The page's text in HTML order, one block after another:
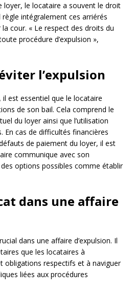
loyer, le locataire a souvent le droit
règle intégralement ces arriérés
la cour. « Le respect des droits du
procédure d’expulsion »,
l’expulsion
est essentiel que le locataire
de son bail. Cela comprend le
du loyer ainsi que l’utilisation
En cas de difficultés financières
de paiement du loyer, il est
communique avec son
options possibles comme établir
dans une affaire
dans une affaire d’expulsion. Il
que les locataires à
obligations respectifs et à naviguer
liées aux procédures